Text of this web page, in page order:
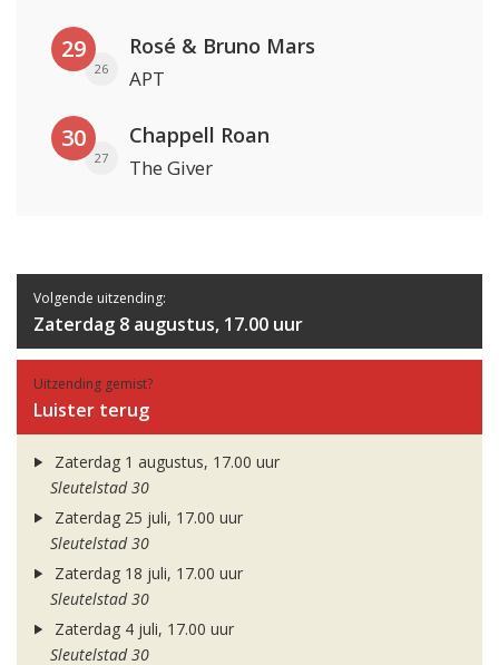
29
26
Rosé & Bruno Mars
APT
30
27
Chappell Roan
The Giver
Volgende uitzending:
Zaterdag 8 augustus, 17.00 uur
Uitzending gemist?
Luister terug
Zaterdag 1 augustus, 17.00 uur
Sleutelstad 30
Zaterdag 25 juli, 17.00 uur
Sleutelstad 30
Zaterdag 18 juli, 17.00 uur
Sleutelstad 30
Zaterdag 4 juli, 17.00 uur
Sleutelstad 30